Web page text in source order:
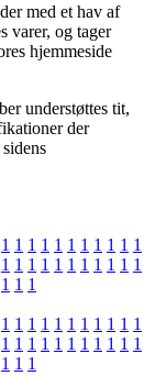
med et hav af
varer, og tager
hjemmeside
understøttes tit,
der
1 1 1 1 1 1 1 1 1 1 1
1 1 1 1 1 1 1 1 1 1 1
1 1 1
1 1 1 1 1 1 1 1 1 1 1
1 1 1 1 1 1 1 1 1 1 1
1 1 1